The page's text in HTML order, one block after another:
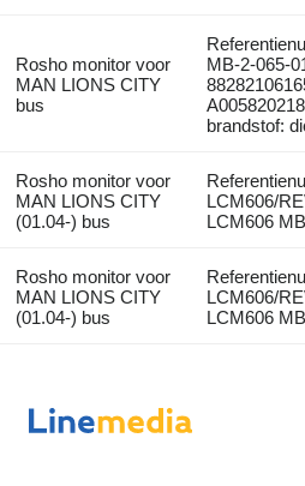
Rosho monitor voor
MAN LIONS CITY
bus
MB-2-065-
brandstof:
Rosho monitor voor
MAN LIONS CITY
(01.04-) bus
LCM606/
LCM606
Rosho monitor voor
MAN LIONS CITY
(01.04-) bus
LCM606/
LCM606